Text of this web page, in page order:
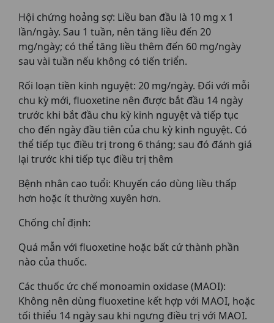
Hội chứng hoảng sợ: Liều ban đầu là 10 mg x 1
lần/ngày. Sau 1 tuần, nên tăng liều đến 20
mg/ngày; có thể tăng liều thêm đến 60 mg/ngày
sau vài tuần nếu không có tiến triển.
Rối loạn tiền kinh nguyệt: 20 mg/ngày. Đối với mỗi
chu kỳ mới, fluoxetine nên được bắt đầu 14 ngày
trước khi bắt đầu chu kỳ kinh nguyệt và tiếp tục
cho đến ngày đầu tiên của chu kỳ kinh nguyệt. Có
thể tiếp tục điều trị trong 6 tháng; sau đó đánh giá
lại trước khi tiếp tục điều trị thêm
Bệnh nhân cao tuổi: Khuyến cáo dùng liều thấp
hơn hoặc ít thường xuyên hơn.
Chống chỉ định:
Quá mẫn với fluoxetine hoặc bất cứ thành phần
nào của thuốc.
Các thuốc ức chế monoamin oxidase (MAOI):
Không nên dùng fluoxetine kết hợp với MAOI, hoặc
tối thiểu 14 ngày sau khi ngưng điều trị với MAOI.